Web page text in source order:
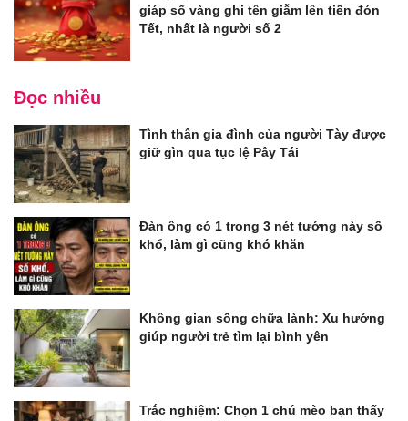
giáp sổ vàng ghi tên giẫm lên tiền đón
Tết, nhất là người số 2
Đọc nhiều
Tình thân gia đình của người Tày được
giữ gìn qua tục lệ Pây Tái
Đàn ông có 1 trong 3 nét tướng này số
khổ, làm gì cũng khó khăn
Không gian sống chữa lành: Xu hướng
giúp người trẻ tìm lại bình yên
Trắc nghiệm: Chọn 1 chú mèo bạn thấy